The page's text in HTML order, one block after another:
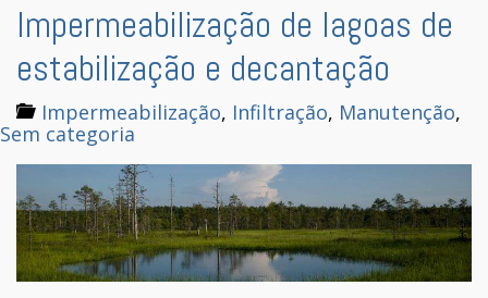
Impermeabilização de lagoas de
estabilização e decantação
Impermeabilização, Infiltração, Manutenção,
Sem categoria